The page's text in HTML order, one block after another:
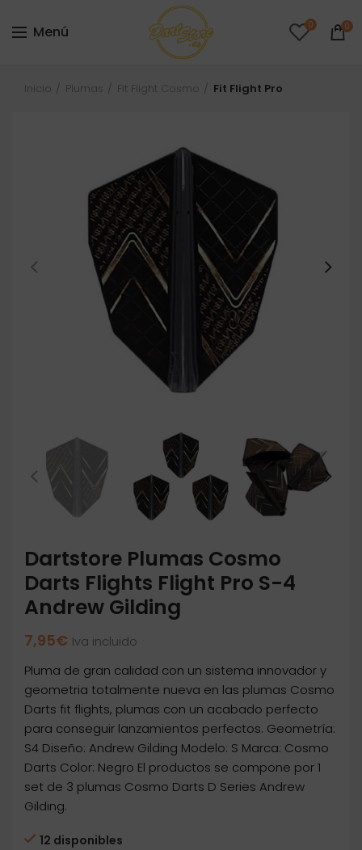
Menú 0 0
Inicio Plumas Fit Flight Cosmo Fit Flight Pro
Dartstore Plumas Cosmo
Darts Flights Flight Pro S-4
Andrew Gilding
7,95€ Iva incluido
Pluma de gran calidad con un sistema innovador y
geometria totalmente nueva en las plumas Cosmo
Darts fit flights, plumas con un acabado perfecto
para conseguir lanzamientos perfectos. Geometría:
S4 Diseño: Andrew Gilding Modelo: S Marca: Cosmo
Darts Color: Negro El productos se compone por 1
set de 3 plumas Cosmo Darts D Series Andrew
Gilding.
12 disponibles